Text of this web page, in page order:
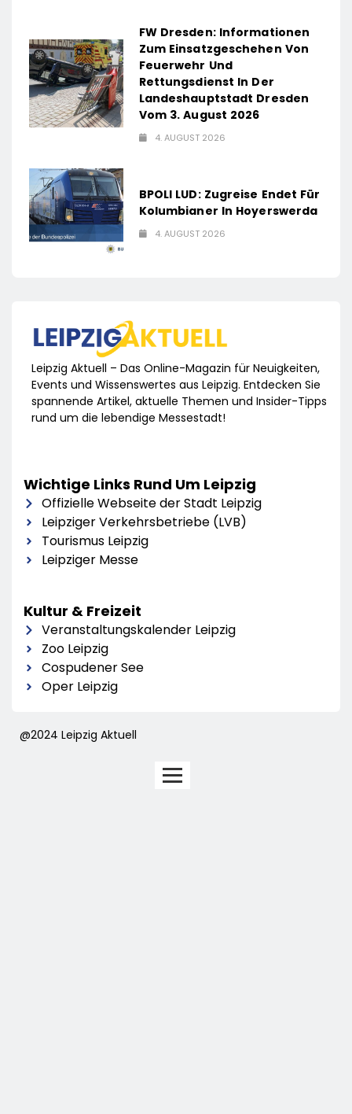
FW Dresden: Informationen
Zum Einsatzgeschehen Von
Feuerwehr Und
Rettungsdienst In Der
Landeshauptstadt Dresden
Vom 3. August 2026
4. AUGUST 2026
BPOLI LUD: Zugreise Endet Für
Kolumbianer In Hoyerswerda
4. AUGUST 2026
Leipzig Aktuell – Das Online-Magazin für Neuigkeiten,
Events und Wissenswertes aus Leipzig. Entdecken Sie
spannende Artikel, aktuelle Themen und Insider-Tipps
rund um die lebendige Messestadt!
Wichtige Links Rund Um Leipzig
Offizielle Webseite der Stadt Leipzig
Leipziger Verkehrsbetriebe (LVB)
Tourismus Leipzig
Leipziger Messe
Kultur & Freizeit
Veranstaltungskalender Leipzig
Zoo Leipzig
Cospudener See
Oper Leipzig
@2024 Leipzig Aktuell